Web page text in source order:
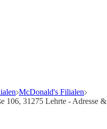
McDonald's Filialen
106, 31275 Lehrte - Adresse &